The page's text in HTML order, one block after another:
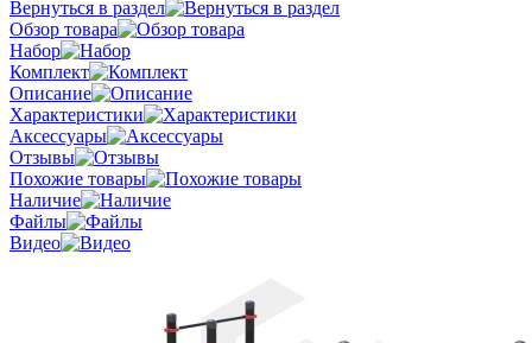
Вернуться в раздел
Обзор товара
Набор
Комплект
Описание
Характеристики
Аксессуары
Отзывы
Похожие товары
Наличие
Файлы
Видео